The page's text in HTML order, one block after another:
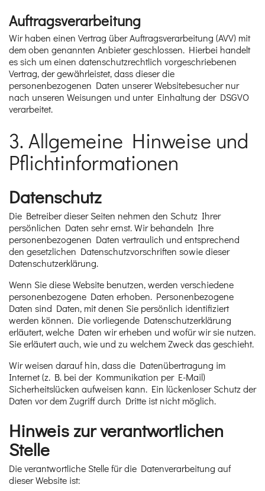
Auftragsverarbeitung
Wir haben einen Vertrag über Auftragsverarbeitung (AVV) mit
dem oben genannten Anbieter geschlossen. Hierbei handelt
es sich um einen datenschutzrechtlich vorgeschriebenen
Vertrag, der gewährleistet, dass dieser die
personenbezogenen Daten unserer Websitebesucher nur
nach unseren Weisungen und unter Einhaltung der DSGVO
verarbeitet.
3. Allgemeine Hinweise und
Pflicht­informationen
Datenschutz
Die Betreiber dieser Seiten nehmen den Schutz Ihrer
persönlichen Daten sehr ernst. Wir behandeln Ihre
personenbezogenen Daten vertraulich und entsprechend
den gesetzlichen Datenschutzvorschriften sowie dieser
Datenschutzerklärung.
Wenn Sie diese Website benutzen, werden verschiedene
personenbezogene Daten erhoben. Personenbezogene
Daten sind Daten, mit denen Sie persönlich identifiziert
werden können. Die vorliegende Datenschutzerklärung
erläutert, welche Daten wir erheben und wofür wir sie nutzen.
Sie erläutert auch, wie und zu welchem Zweck das geschieht.
Wir weisen darauf hin, dass die Datenübertragung im
Internet (z. B. bei der Kommunikation per E-Mail)
Sicherheitslücken aufweisen kann. Ein lückenloser Schutz der
Daten vor dem Zugriff durch Dritte ist nicht möglich.
Hinweis zur verantwortlichen
Stelle
Die verantwortliche Stelle für die Datenverarbeitung auf
dieser Website ist: